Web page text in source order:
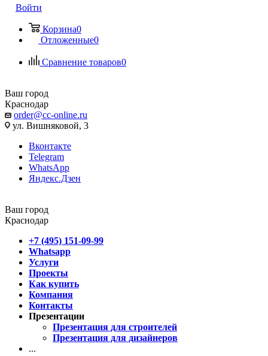
Войти
Корзина0
Отложенные0
Сравнение товаров0
Ваш город
Краснодар
order@cc-online.ru
ул. Вишняковой, 3
Вконтакте
Telegram
WhatsApp
Яндекс.Дзен
Ваш город
Краснодар
+7 (495) 151-09-99
Whatsapp
Услуги
Проекты
Как купить
Компания
Контакты
Презентации
Презентация для строителей
Презентация для дизайнеров
...